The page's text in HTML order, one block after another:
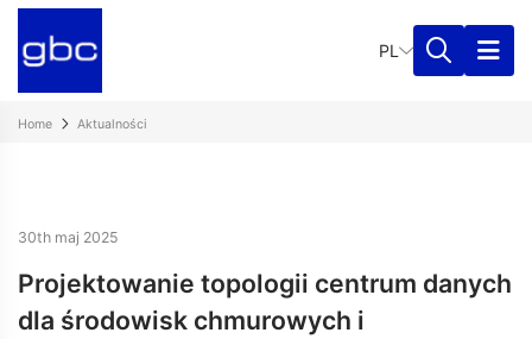
PL
Home Aktualności
30th maj 2025
Projektowanie topologii centrum danych
dla środowisk chmurowych i